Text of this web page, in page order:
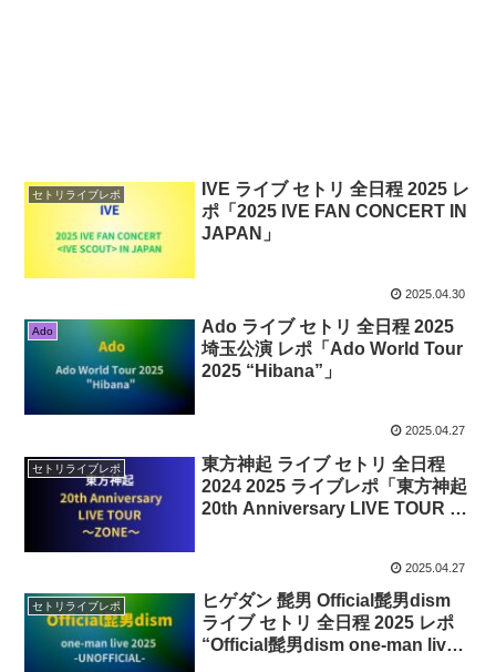
セトリライブレポ
IVE ライブ セトリ 全日程 2025 レ
ポ「2025 IVE FAN CONCERT
IN
JAPAN」
2025.04.30
Ado
Ado ライブ セトリ 全日程 2025
埼玉公演 レポ「Ado World Tour
2025 “Hibana”」
2025.04.27
セトリライブレポ
東方神起 ライブ セトリ 全日程
2024 2025 ライブレポ「東方神起
20th Anniversary LIVE TOUR ～
2025.04.27
セトリライブレポ
ヒゲダン 髭男 Official髭男dism
ライブ セトリ 全日程 2025 レポ
“Official髭男dism one-man live